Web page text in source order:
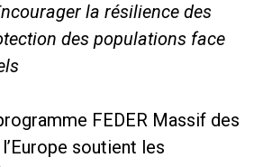
la résilience des
des populations face
FEDER Massif des
soutient les